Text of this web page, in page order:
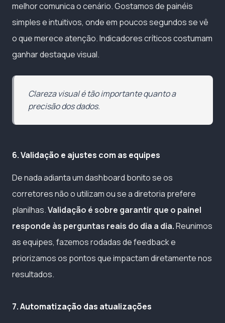
melhor comunica o cenário. Gostamos de painéis
simples e intuitivos, onde em poucos segundos se vê
o que merece atenção. Indicadores críticos costumam
ganhar destaque visual.
Clareza visual é tão importante quanto a
precisão dos dados.
6. Validação e ajustes com as equipes
De nada adianta um dashboard bonito se os
corretores não o utilizam ou se a diretoria prefere
planilhas.Validação é sobre garantir que o painel
responde às perguntas reais do dia a dia.Reunimos
as equipes, fazemos rodadas de feedback e
priorizamos os pontos que impactam diretamente nos
resultados.
7. Automatização das atualizações